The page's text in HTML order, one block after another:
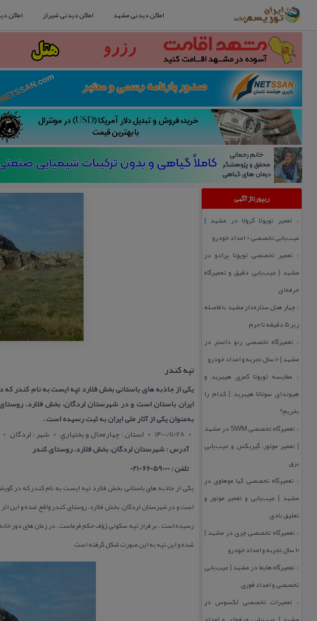
اماکن دیدنی مشهد اماکن دیدنی شیراز اماکن
ریپورتاژ آگهی
:: تعمیر تویوتا كرولا در مشهد |
عیب‌یابی تخصصی + امداد خودرو
:: تعمیر تخصصی تویوتا پرادو در
مشهد | عیب‌یابی دقیق و تعمیرگاه
حرفه‌ای
::چهار هتل‌ ستاره‌دار مشهد با فاصله
زیر 5 دقیقه تا حرم
:: تعمیرگاه تخصصی رنو داستر در
مشهد | ۱۰ سال تجربه و امداد خودرو
:: مقایسه تویوتا كمری هیبرید و
هیوندای سوناتا هیبرید | كدام را
بخریم؟
::
تعمیرگاه تخصصی SWM در مشهد
| تعمیر موتور، گیربكس و عیب‌یابی
برق
:: تعمیرگاه تخصصی كیا موهاوی در
مشهد | عیب‌یابی و تعمیر موتور و
تعلیق بادی
:: تعمیرگاه تخصصی چری در مشهد |
۱۰ سال تجربه و امداد خودرو
:: تعمیرگاه هایما در مشهد | عیب‌یابی
تخصصی و امداد فوری
:: تعمیرات تخصصی لكسوس در
تپه كندر
یكی از جاذبه های باستانی بخش فلارد تپه ایست به نام كندر
به‌عنوان یكی از آثار ملی ایران به ثبت رسیده است .
1400/11/28
استان : چهارمحال و بختياري شهر : لردگان
آدرس : شهرستان لردگان، بخش فلارد، روستای كندر
تلفن : 66059000-021
یكی از جاذبه های باستانی بخش فلارد تپه ایست به نام كندر كه در
رسیده است . بر فراز تپه سكوتی ژؤف حكم فرماست . در زمان های دور
شده و این تپه به این صورت شكل گرفته است